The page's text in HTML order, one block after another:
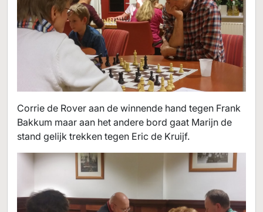
Corrie de Rover aan de winnende hand tegen Frank
Bakkum maar aan het andere bord gaat Marijn de
stand gelijk trekken tegen Eric de Kruijf.